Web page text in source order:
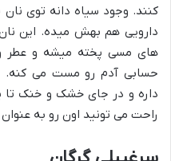
کنند. وجود سیاه دانه توی
دارویی هم بهش میده. این
های مسی پخته میشه و عطر و
حسابی آدم رو مست می کنه.
داره و در جای خشک و خنک تا
راحت می تونید اون رو به